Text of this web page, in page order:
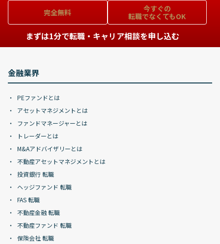
完全無料
今すぐの
転職でなくてもOK
まずは1分で転職・キャリア相談を申し込む
金融業界
PEファンドとは
アセットマネジメントとは
ファンドマネージャーとは
トレーダーとは
M&Aアドバイザリーとは
不動産アセットマネジメントとは
投資銀行 転職
ヘッジファンド 転職
FAS 転職
不動産金融 転職
不動産ファンド 転職
保険会社 転職